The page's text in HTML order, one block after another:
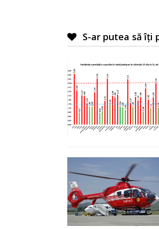
S-ar putea să îți